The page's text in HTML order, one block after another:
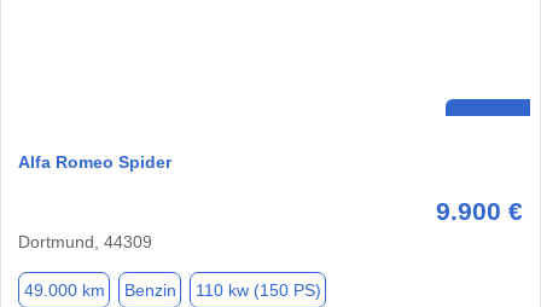
Alfa Romeo Spider
9.900 €
Dortmund, 44309
49.000 km Benzin 110 kw (150 PS)